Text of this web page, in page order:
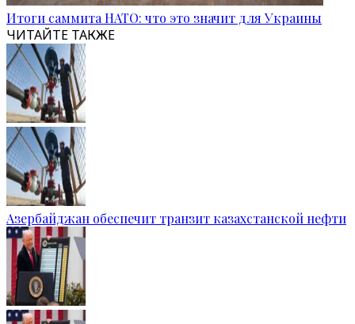
Итоги саммита НАТО: что это значит для Украины
ЧИТАЙТЕ ТАКЖЕ
Азербайджан обеспечит транзит казахстанской нефти